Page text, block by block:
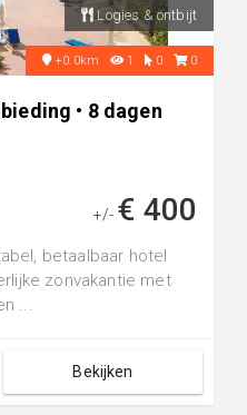
Logies & ontbijt
+0.0km 1 0 0
• 8 dagen
+/- € 400
betaalbaar hotel
zonvakantie met
...
Bekijken